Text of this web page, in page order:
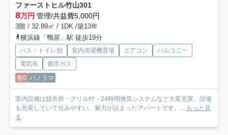
ファーストヒル竹山301
8万円 管理/共益費5,000円
3階 / 32.89㎡ / 1DK /築13年
横浜線「鴨居」駅 徒歩19分
バス・トイレ別 室内洗濯機置場 エアコン
バルコニー
電気有
都市ガス
敷0 パノラマ
室内設備は脱衣所・グリル付・24時間換気システムなど大変充実。設備
も充実していて住みやすい、魅力が詰まったアパートです。... もっと見
る